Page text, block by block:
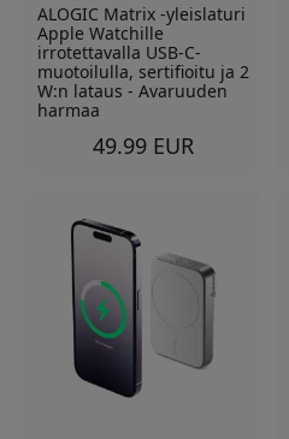
ALOGIC Matrix -yleislaturi
Apple Watchille
irrotettavalla USB-C-
muotoilulla, sertifioitu ja 2
W:n lataus - Avaruuden
harmaa
49.99 EUR